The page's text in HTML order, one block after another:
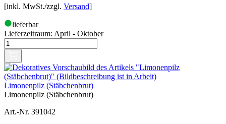
[inkl. MwSt./zzgl. Versand]
lieferbar
Lieferzeitraum: April - Oktober
Limonenpilz (Stäbchenbrut)
Limonenpilz (Stäbchenbrut)
Art.-Nr. 391042